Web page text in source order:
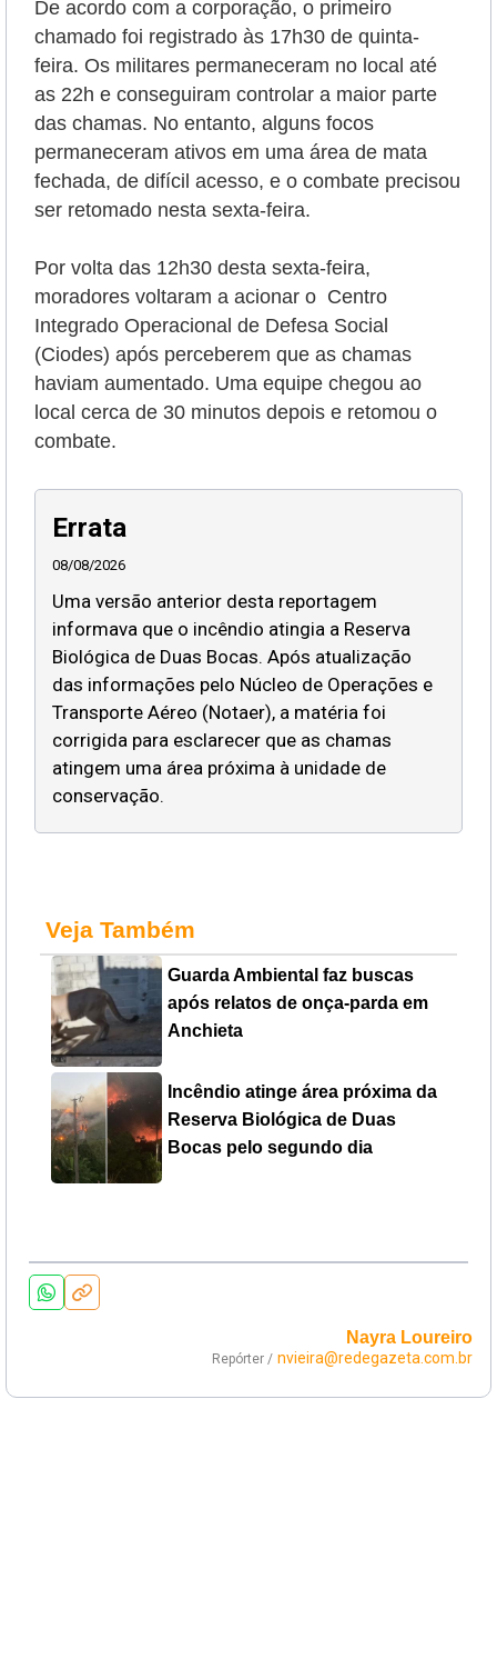
De acordo com a corporação, o primeiro
chamado foi registrado às 17h30 de quinta-
feira. Os militares permaneceram no local até
as 22h e conseguiram controlar a maior parte
das chamas. No entanto, alguns focos
permaneceram ativos em uma área de mata
fechada, de difícil acesso, e o combate precisou
ser retomado nesta sexta-feira.
Por volta das 12h30 desta sexta-feira,
moradores voltaram a acionar o Centro
Integrado Operacional de Defesa Social
(Ciodes) após perceberem que as chamas
haviam aumentado. Uma equipe chegou ao
local cerca de 30 minutos depois e retomou o
combate.
Errata
08/08/2026
Uma versão anterior desta reportagem
informava que o incêndio atingia a Reserva
Biológica de Duas Bocas. Após atualização
das informações pelo Núcleo de Operações e
Transporte Aéreo (Notaer), a matéria foi
corrigida para esclarecer que as chamas
atingem uma área próxima à unidade de
conservação.
Veja Também
Guarda Ambiental faz buscas
após relatos de onça-parda em
Anchieta
Incêndio atinge área próxima da
Reserva Biológica de Duas
Bocas pelo segundo dia
Nayra Loureiro
Repórter / nvieira@redegazeta.com.br